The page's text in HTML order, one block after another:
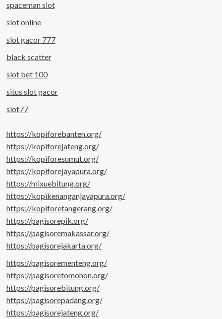
spaceman slot
slot online
slot gacor 777
black scatter
slot bet 100
situs slot gacor
slot77
https://kopiforebanten.org/
https://kopiforejateng.org/
https://kopiforesumut.org/
https://kopiforejayapura.org/
https://mixuebitung.org/
https://kopikenanganjayapura.org/
https://kopiforetangerang.org/
https://pagisorepik.org/
https://pagisoremakassar.org/
https://pagisorejakarta.org/
https://pagisorementeng.org/
https://pagisoretomohon.org/
https://pagisorebitung.org/
https://pagisorepadang.org/
https://pagisorejateng.org/